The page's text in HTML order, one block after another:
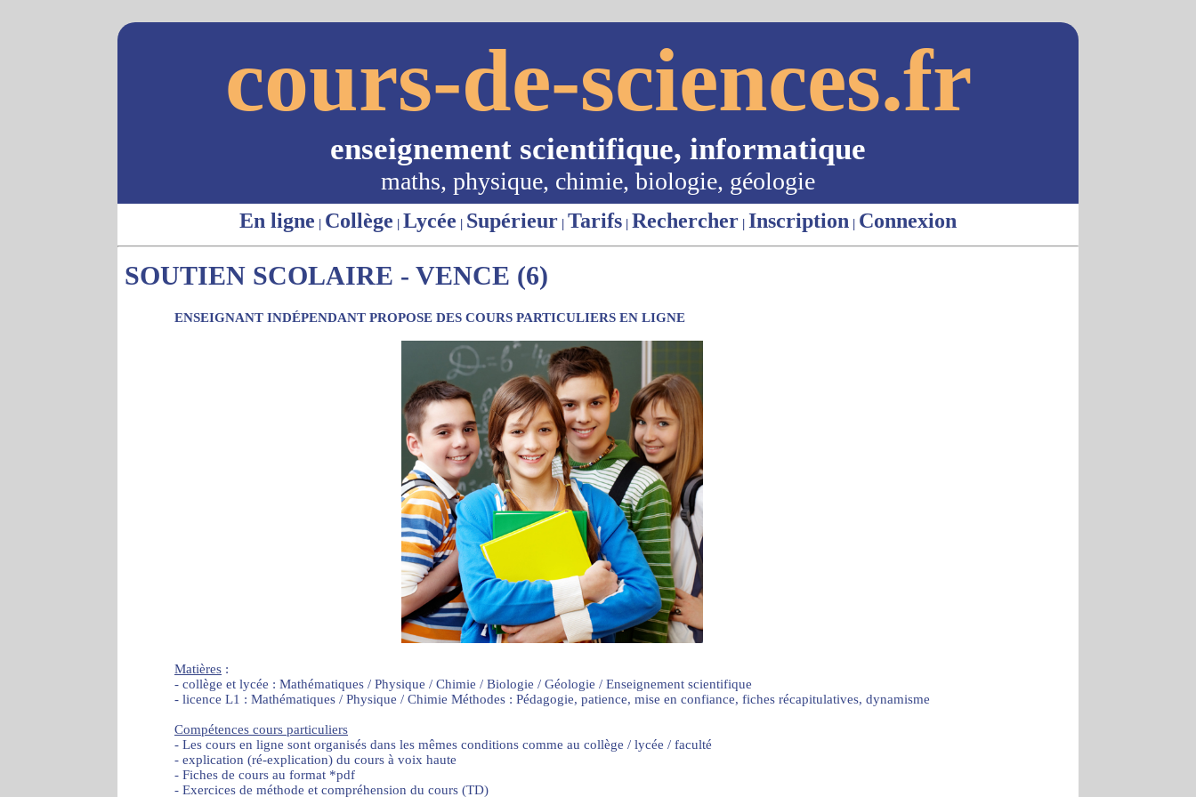
cours-de-sciences.fr
enseignement scientifique, informatique
maths, physique, chimie, biologie, géologie
En ligne | Collège | Lycée | Supérieur | Tarifs | Rechercher | Inscription | Connexion
SOUTIEN SCOLAIRE - VENCE (6)
ENSEIGNANT INDÉPENDANT PROPOSE DES COURS PARTICULIERS EN LIGNE
Matières :
- collège et lycée : Mathématiques / Physique / Chimie / Biologie / Géologie / Enseignement scientifique
- licence L1 : Mathématiques / Physique / Chimie Méthodes : Pédagogie, patience, mise en confiance, fiches récapitulatives, dynamisme
Compétences cours particuliers
- Les cours en ligne sont organisés dans les mêmes conditions comme au collège / lycée / faculté
- explication (ré-explication) du cours à voix haute
- Fiches de cours au format *pdf
- Exercices de méthode et compréhension du cours (TD)